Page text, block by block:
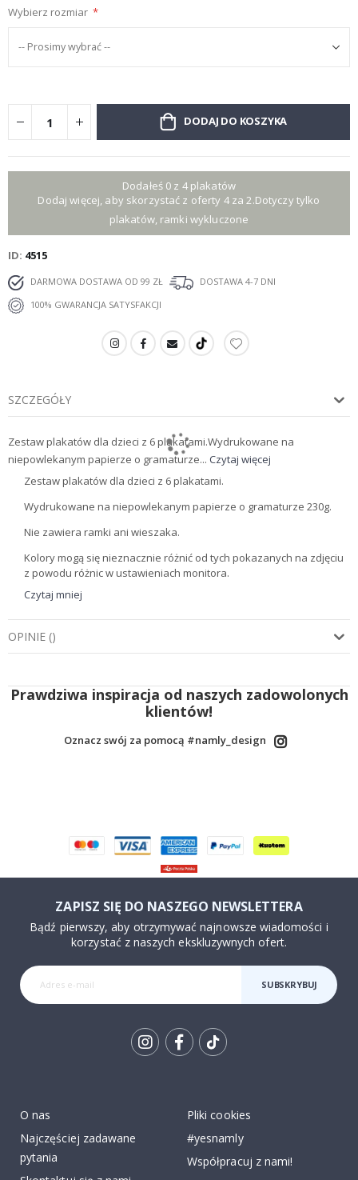
Wybierz rozmiar
DODAJ DO KOSZYKA
Dodałeś 0 z 4 plakatów
Dodaj więcej, aby skorzystać z oferty 4 za 2.Dotyczy tylko
plakatów, ramki wykluczone
ID 4515
DARMOWA DOSTAWA OD 99 ZŁ
DOSTAWA 4-7 DNI
100% GWARANCJA SATYSFAKCJI
SZCZEGÓŁY
Zestaw plakatów dla dzieci z 6 plakatami.Wydrukowane na
niepowlekanym papierze o gramaturze... Czytaj więcej
Zestaw plakatów dla dzieci z 6 plakatami.
Wydrukowane na niepowlekanym papierze o gramaturze 230g.
Nie zawiera ramki ani wieszaka.
Kolory mogą się nieznacznie różnić od tych pokazanych na zdjęciu
z powodu różnic w ustawieniach monitora.
Czytaj mniej
OPINIE ()
Prawdziwa inspiracja od naszych zadowolonych
klientów!
Oznacz swój za pomocą #namly_design
ZAPISZ SIĘ DO NASZEGO NEWSLETTERA
Bądź pierwszy, aby otrzymywać najnowsze wiadomości i
korzystać z naszych ekskluzywnych ofert.
SUBSKRYBUJ
O nas
Najczęściej zadawane
pytania
Pliki cookies
#yesnamly
Współpracuj z nami!